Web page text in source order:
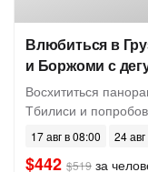
Влюбиться в
и Боржоми с
Восхититься
Тбилиси и
17 авг в 08:00 24
$442 $519 за